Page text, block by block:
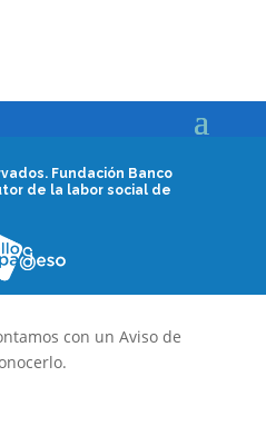
Fundación Banco
de la labor social de
con un Aviso de